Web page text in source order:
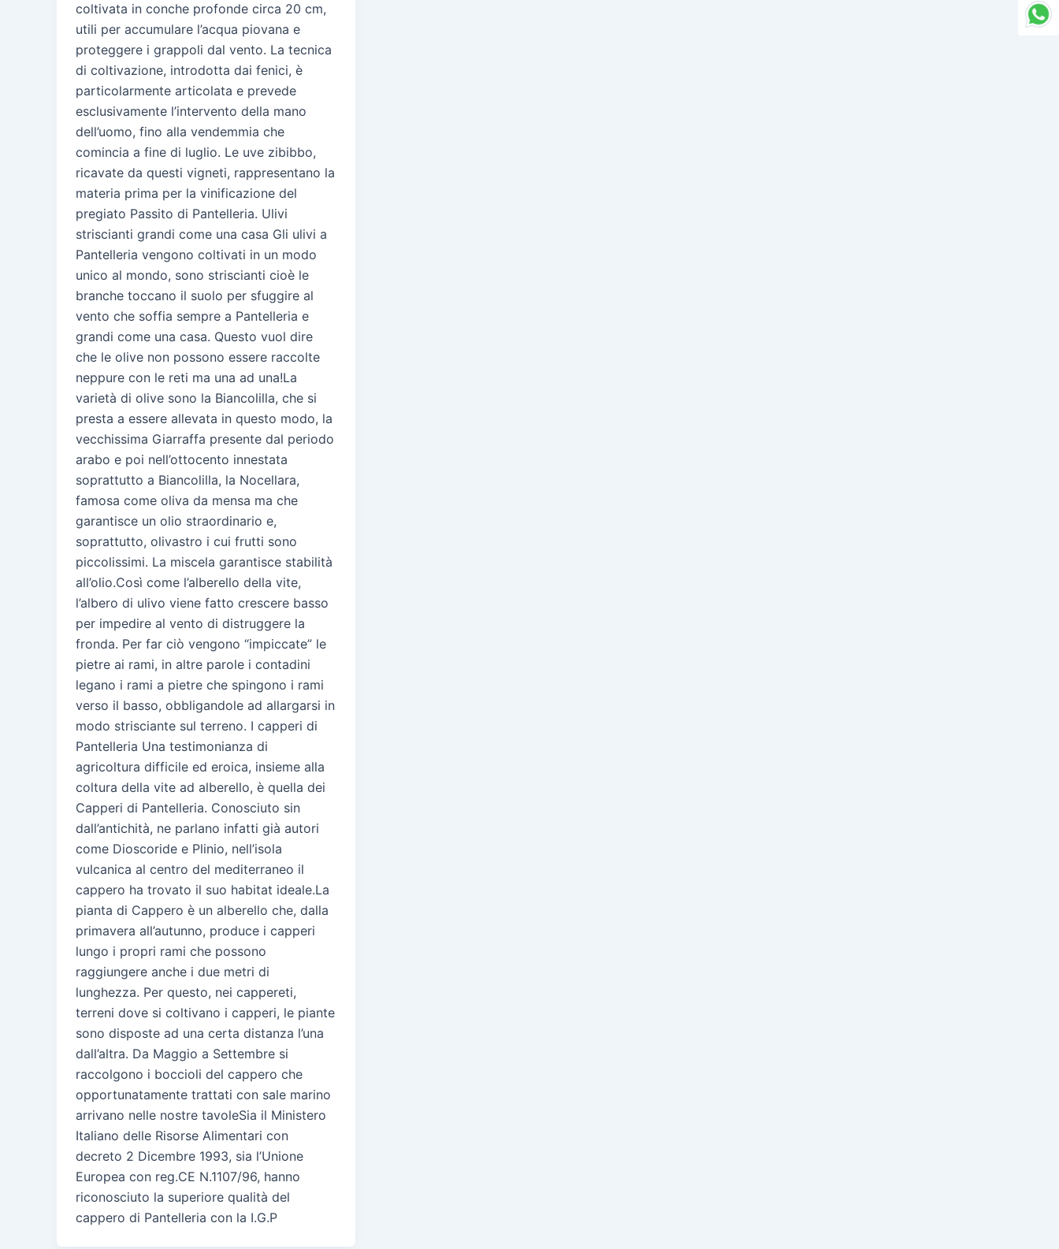
coltivata in conche profonde circa 20 cm,
utili per accumulare l’acqua piovana e
proteggere i grappoli dal vento. La tecnica
di coltivazione, introdotta dai fenici, è
particolarmente articolata e prevede
esclusivamente l’intervento della mano
dell’uomo, fino alla vendemmia che
comincia a fine di luglio. Le uve zibibbo,
ricavate da questi vigneti, rappresentano la
materia prima per la vinificazione del
pregiato Passito di Pantelleria. Ulivi
striscianti grandi come una casa Gli ulivi a
Pantelleria vengono coltivati in un modo
unico al mondo, sono striscianti cioè le
branche toccano il suolo per sfuggire al
vento che soffia sempre a Pantelleria e
grandi come una casa. Questo vuol dire
che le olive non possono essere raccolte
neppure con le reti ma una ad una!La
varietà di olive sono la Biancolilla, che si
presta a essere allevata in questo modo, la
vecchissima Giarraffa presente dal periodo
arabo e poi nell’ottocento innestata
soprattutto a Biancolilla, la Nocellara,
famosa come oliva da mensa ma che
garantisce un olio straordinario e,
soprattutto, olivastro i cui frutti sono
piccolissimi. La miscela garantisce stabilità
all’olio.Così come l’alberello della vite,
l’albero di ulivo viene fatto crescere basso
per impedire al vento di distruggere la
fronda. Per far ciò vengono “impiccate” le
pietre ai rami, in altre parole i contadini
legano i rami a pietre che spingono i rami
verso il basso, obbligandole ad allargarsi in
modo strisciante sul terreno. I capperi di
Pantelleria Una testimonianza di
agricoltura difficile ed eroica, insieme alla
coltura della vite ad alberello, è quella dei
Capperi di Pantelleria. Conosciuto sin
dall’antichità, ne parlano infatti già autori
come Dioscoride e Plinio, nell’isola
vulcanica al centro del mediterraneo il
cappero ha trovato il suo habitat ideale.La
pianta di Cappero è un alberello che, dalla
primavera all’autunno, produce i capperi
lungo i propri rami che possono
raggiungere anche i due metri di
lunghezza. Per questo, nei cappereti,
terreni dove si coltivano i capperi, le piante
sono disposte ad una certa distanza l’una
dall’altra. Da Maggio a Settembre si
raccolgono i boccioli del cappero che
opportunatamente trattati con sale marino
arrivano nelle nostre tavoleSia il Ministero
Italiano delle Risorse Alimentari con
decreto 2 Dicembre 1993, sia l’Unione
Europea con reg.CE N.1107/96, hanno
riconosciuto la superiore qualità del
cappero di Pantelleria con la I.G.P